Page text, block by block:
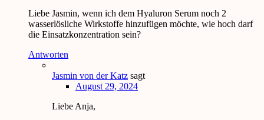
Liebe Jasmin, wenn ich dem Hyaluron Serum noch 2
wasserlösliche Wirkstoffe hinzufügen möchte, wie hoch darf
die Einsatzkonzentration sein?
Antworten
Jasmin von der Katz sagt
August 29, 2024
Liebe Anja,